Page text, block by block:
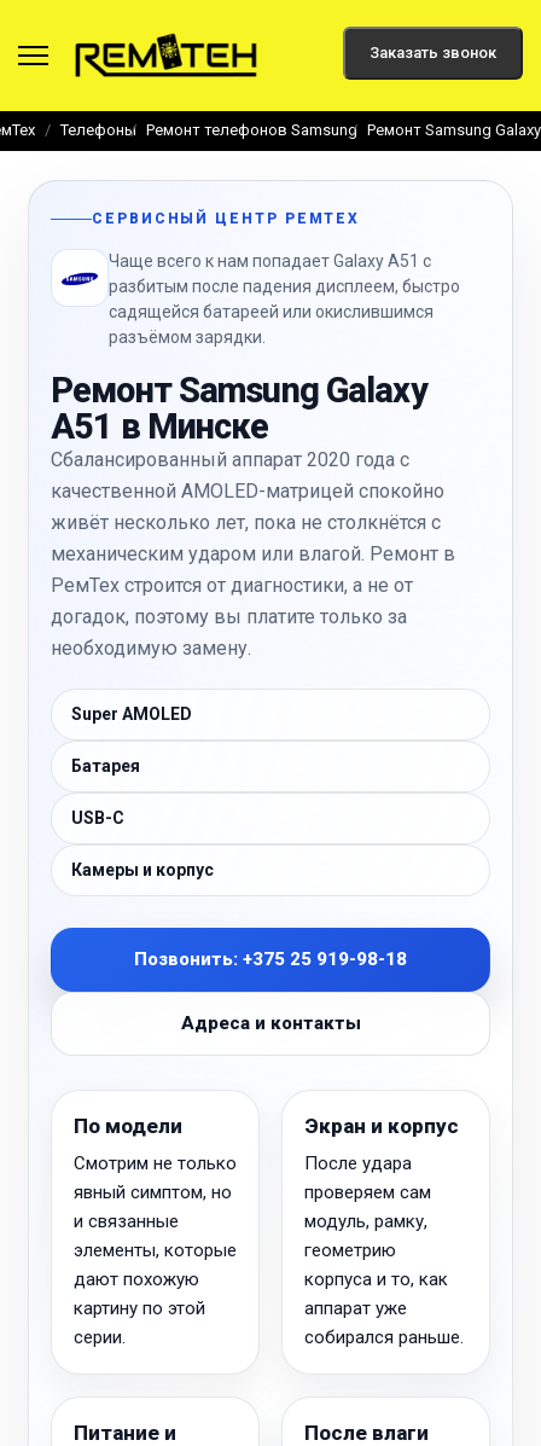
Заказать звонок
Телефоны Ремонт телефонов Samsung Ремонт Samsung
СЕРВИСНЫЙ ЦЕНТР РЕМТЕХ
Чаще всего к нам попадает Galaxy A51 с
разбитым после падения дисплеем, быстро
садящейся батареей или окислившимся
разъёмом зарядки.
Ремонт Samsung Galaxy
A51 в Минске
Сбалансированный аппарат 2020 года с
качественной AMOLED-матрицей спокойно
живёт несколько лет, пока не столкнётся с
механическим ударом или влагой. Ремонт в
РемТех строится от диагностики, а не от
догадок, поэтому вы платите только за
необходимую замену.
Super AMOLED
Батарея
USB-C
Камеры и корпус
Позвонить: +375 25 919-98-18
Адреса и контакты
По модели
Смотрим не только
явный симптом, но
и связанные
элементы, которые
дают похожую
картину по этой
серии.
Экран и корпус
После удара
проверяем сам
модуль, рамку,
геометрию
корпуса и то, как
аппарат уже
собирался раньше.
Питание и
После влаги